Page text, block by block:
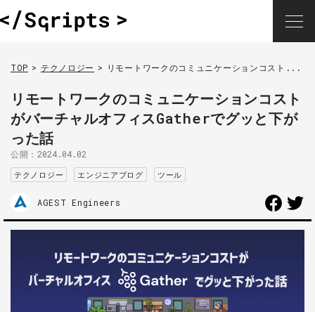
TOP テクノロジー リモートワークのコミュニケーションコスト...
リモートワークのコミュニケーションコスト
がバーチャルオフィスGatherでグッと下が
った話
公開：2024.04.02
テクノロジー エンジニアブログ ツール
AGEST Engineers